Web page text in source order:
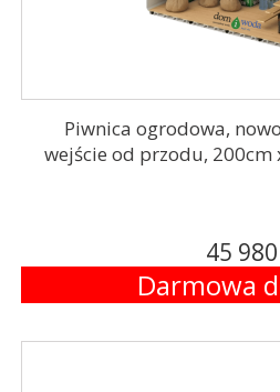
Piwnica ogrodowa,
wejście od przodu, 200cm
45 980
Darmowa